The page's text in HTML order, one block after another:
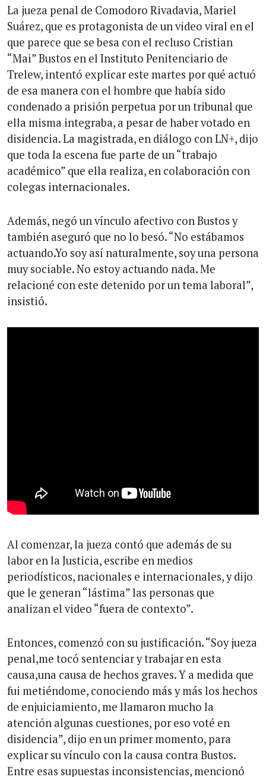
La jueza penal de Comodoro Rivadavia, Mariel
Suárez, que es protagonista de un video viral en el
que parece que se besa con el recluso Cristian
“Mai” Bustos en el Instituto Penitenciario de
Trelew, intentó explicar este martes por qué actuó
de esa manera con el hombre que había sido
condenado a prisión perpetua por un tribunal que
ella misma integraba, a pesar de haber votado en
disidencia. La magistrada, en diálogo con LN+, dijo
que toda la escena fue parte de un “trabajo
académico” que ella realiza, en colaboración con
colegas internacionales.
Además, negó un vínculo afectivo con Bustos y
también aseguró que no lo besó. “No estábamos
actuando.Yo soy así naturalmente, soy una persona
muy sociable. No estoy actuando nada. Me
relacioné con este detenido por un tema laboral”,
insistió.
Al comenzar, la jueza contó que además de su
labor en la Justicia, escribe en medios
periodísticos, nacionales e internacionales, y dijo
que le generan “lástima” las personas que
analizan el video “fuera de contexto”.
Entonces, comenzó con su justificación. “Soy jueza
penal,me tocó sentenciar y trabajar en esta
causa,una causa de hechos graves. Y a medida que
fui metiéndome, conociendo más y más los hechos
de enjuiciamiento, me llamaron mucho la
atención algunas cuestiones, por eso voté en
disidencia”, dijo en un primer momento, para
explicar su vínculo con la causa contra Bustos.
Entre esas supuestas inconsistencias, mencionó